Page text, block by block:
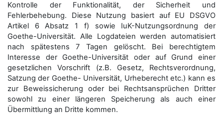
Kontrolle der Funktionalität, der Sicherheit und
Fehlerbehebung. Diese Nutzung basiert auf EU DSGVO
Artikel 6 Absatz 1 f) sowie IuK-Nutzungsordnung der
Goethe-Universität. Alle Logdateien werden auto­matisiert
nach spätestens 7 Tagen gelöscht. Bei berechtigtem
Interesse der Goethe-Universität oder auf Grund einer
gesetzlichen Vorschrift (z.B. Gesetz, Rechtsverordnung,
Satzung der Goethe- Universität, Urheberecht etc.) kann es
zur Beweissicherung oder bei Rechtsansprüchen Dritter
sowohl zu einer längeren Speicherung als auch einer
Übermittlung an Dritte kommen.